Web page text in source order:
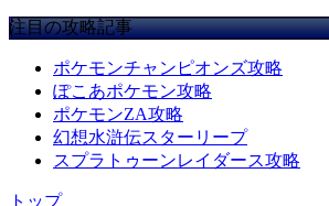
注目の攻略記事
ポケモンチャンピオンズ攻略
ぽこあポケモン攻略
ポケモンZA攻略
幻想水滸伝スターリープ
スプラトゥーンレイダース攻略
トップ